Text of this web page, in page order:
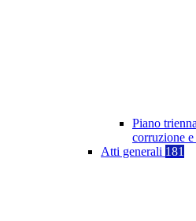
Piano
corruzione
Atti generali 181